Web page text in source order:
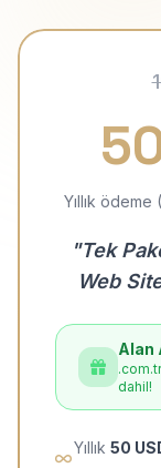
Yıllık
"Tek
Web
Alan
dahil!
Yıllık 50